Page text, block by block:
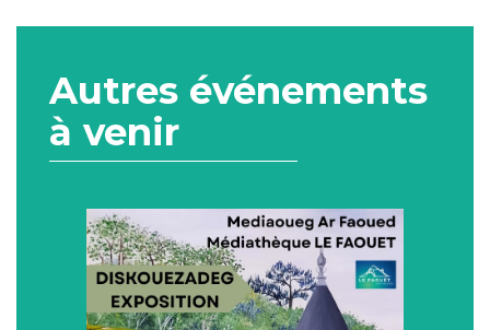
Autres événements
à venir